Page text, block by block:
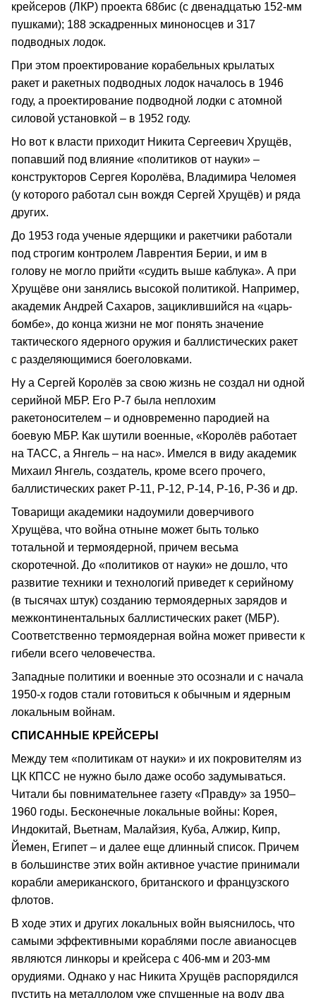
крейсеров (ЛКР) проекта 68бис (с двенадцатью 152-мм
пушками); 188 эскадренных миноносцев и 317
подводных лодок.
При этом проектирование корабельных крылатых
ракет и ракетных подводных лодок началось в 1946
году, а проектирование подводной лодки с атомной
силовой установкой – в 1952 году.
Но вот к власти приходит Никита Сергеевич Хрущёв,
попавший под влияние «политиков от науки» –
конструкторов Сергея Королёва, Владимира Челомея
(у которого работал сын вождя Сергей Хрущёв) и ряда
других.
До 1953 года ученые ядерщики и ракетчики работали
под строгим контролем Лаврентия Берии, и им в
голову не могло прийти «судить выше каблука». А при
Хрущёве они занялись высокой политикой. Например,
академик Андрей Сахаров, зациклившийся на «царь-
бомбе», до конца жизни не мог понять значение
тактического ядерного оружия и баллистических ракет
с разделяющимися боеголовками.
Ну а Сергей Королёв за свою жизнь не создал ни одной
серийной МБР. Его Р-7 была неплохим
ракетоносителем – и одновременно пародией на
боевую МБР. Как шутили военные, «Королёв работает
на ТАСС, а Янгель – на нас». Имелся в виду академик
Михаил Янгель, создатель, кроме всего прочего,
баллистических ракет Р-11, Р-12, Р-14, Р-16, Р-36 и др.
Товарищи академики надоумили доверчивого
Хрущёва, что война отныне может быть только
тотальной и термоядерной, причем весьма
скоротечной. До «политиков от науки» не дошло, что
развитие техники и технологий приведет к серийному
(в тысячах штук) созданию термоядерных зарядов и
межконтинентальных баллистических ракет (МБР).
Соответственно термоядерная война может привести к
гибели всего человечества.
Западные политики и военные это осознали и с начала
1950-х годов стали готовиться к обычным и ядерным
локальным войнам.
СПИСАННЫЕ КРЕЙСЕРЫ
Между тем «политикам от науки» и их покровителям из
ЦК КПСС не нужно было даже особо задумываться.
Читали бы повнимательнее газету «Правду» за 1950–
1960 годы. Бесконечные локальные войны: Корея,
Индокитай, Вьетнам, Малайзия, Куба, Алжир, Кипр,
Йемен, Египет – и далее еще длинный список. Причем
в большинстве этих войн активное участие принимали
корабли американского, британского и французского
флотов.
В ходе этих и других локальных войн выяснилось, что
самыми эффективными кораблями после авианосцев
являются линкоры и крейсера с 406-мм и 203-мм
орудиями. Однако у нас Никита Хрущёв распорядился
пустить на металлолом уже спущенные на воду два